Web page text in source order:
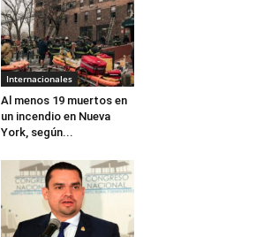
Internacionales
Al menos 19 muertos en
un incendio en Nueva
York, según...